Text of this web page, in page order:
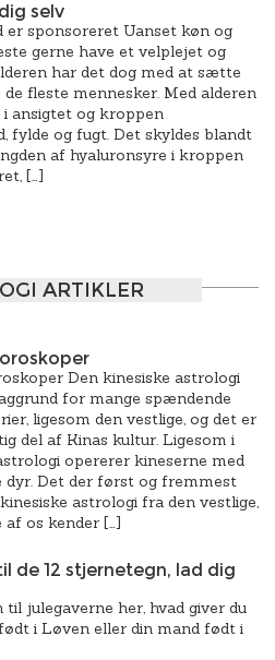
selv
er sponsoreret Uanset køn og
gerne have et velplejet og
har det dog med at sætte
fleste mennesker. Med alderen
i ansigtet og kroppen
fylde og fugt. Det skyldes blandt
af hyaluronsyre i kroppen
[…]
ARTIKLER
Den kinesiske astrologi
for mange spændende
ligesom den vestlige, og det er
del af Kinas kultur. Ligesom i
opererer kineserne med
dyr. Det der først og fremmest
astrologi fra den vestlige,
os kender […]
de 12 stjernetegn, lad dig
til julegaverne her, hvad giver du
i Løven eller din mand født i